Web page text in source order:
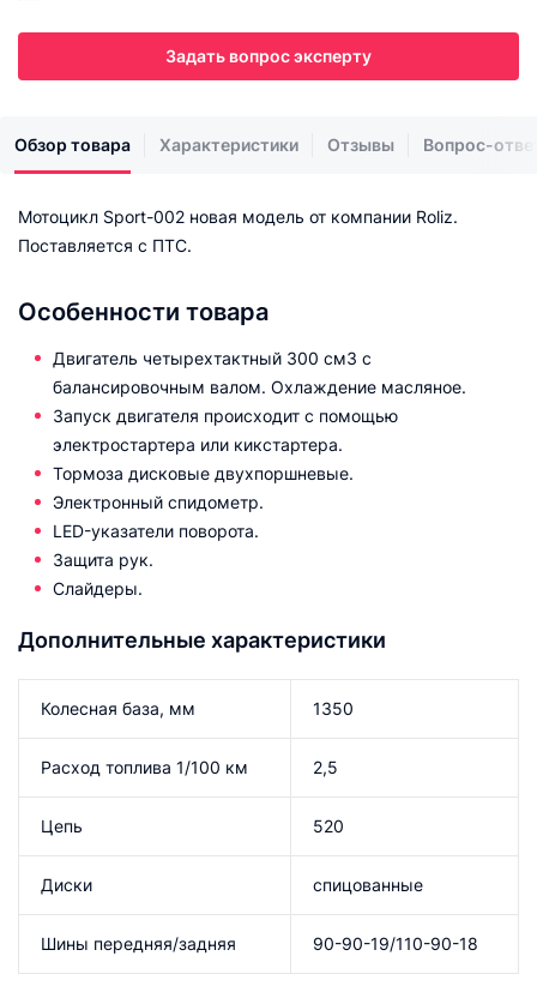
Задать вопрос эксперту
Обзор товара Характеристики Отзывы Вопрос-
Мотоцикл Sport-002 новая модель от компании Roliz.
Поставляется с ПТС.
Особенности товара
Двигатель четырехтактный 300 см3 с
балансировочным валом. Охлаждение масляное.
Запуск двигателя происходит с помощью
электростартера или кикстартера.
Тормоза дисковые двухпоршневые.
Электронный спидометр.
LED-указатели поворота.
Защита рук.
Слайдеры.
Дополнительные характеристики
Колесная база, мм 1350
Расход топлива 1/100 км 2,5
Цепь 520
Диски спицованные
Шины передняя/задняя 90-90-19/110-90-18